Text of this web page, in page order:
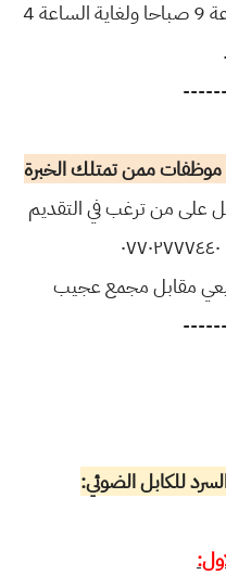
أيام الأسبوع عدا الجمعة من الساعة 9 صباحا ولغاية الساعة 4
موظفات ممن تمتلك الخبرة
على من ترغب في التقديم
مقابل مجمع عجيب
للكابل الضوئي: